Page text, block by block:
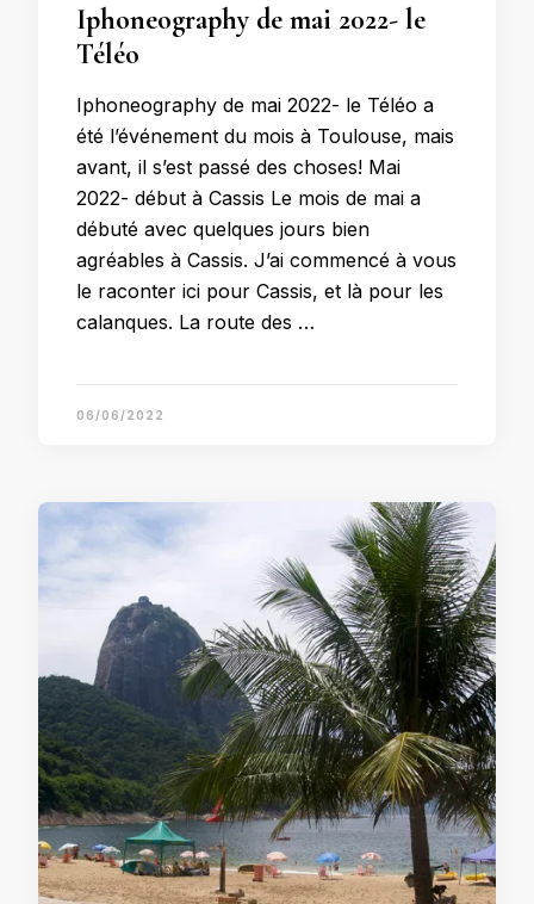
Iphoneography de mai 2022- le
Téléo
Iphoneography de mai 2022- le Téléo a
été l’événement du mois à Toulouse, mais
avant, il s’est passé des choses! Mai
2022- début à Cassis Le mois de mai a
débuté avec quelques jours bien
agréables à Cassis. J’ai commencé à vous
le raconter ici pour Cassis, et là pour les
calanques. La route des …
06/06/2022